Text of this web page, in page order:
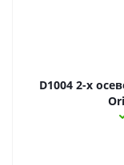
D1004 2-х осевой кронштейн для SG90 Servo FPV